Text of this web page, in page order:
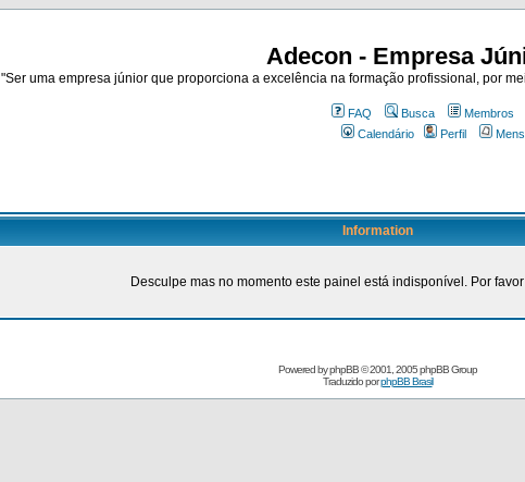
Adecon - Empresa
"Ser uma empresa júnior que proporciona a excelência na formação profissional, por
FAQ Busca Membros
Calendário
Perfil
Information
Desculpe mas no momento este painel está indisponível. Por
Powered byphpBB© 2001, 2005 phpBB Group
Traduzido porphpBB Brasil